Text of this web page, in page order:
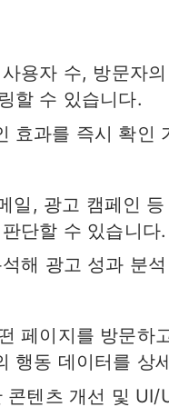
용자 수, 방문자
할 수 있습니다.
효과를 즉시 확인
일, 광고 캠페인
단할 수 있습니다.
해 광고 성과 분
페이지를 방문하
행동 데이터를 상
텐츠 개선 및 UI/